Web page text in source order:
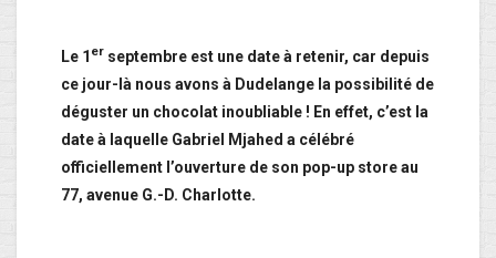
Le 1 er septembre est une date à retenir, car depuis
ce jour-là nous avons à Dudelange la possibilité de
déguster un chocolat inoubliable ! En effet, c’est la
date à laquelle Gabriel Mjahed a célébré
officiellement l’ouverture de son pop-up store au
77, avenue G.-D. Charlotte.